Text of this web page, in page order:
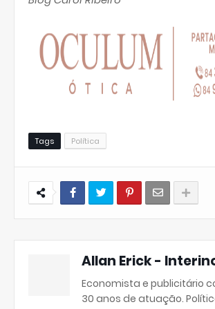
Tags Política
Allan Erick -
Economista e publicitário
30 anos de atuação.